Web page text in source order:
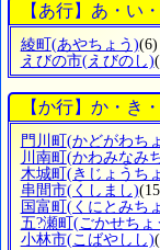
【あ行】あ・い
綾町 (あやちょう)
えびの市(えびのし)
【か行】か・き
門川町 (かどがわち
川南町 (かわみなみ
木城町 (きじょうち
串間市(くしまし)
国富町 (くにとみち
五?瀬町 (ごかせちょ
小林市(こばやしし)